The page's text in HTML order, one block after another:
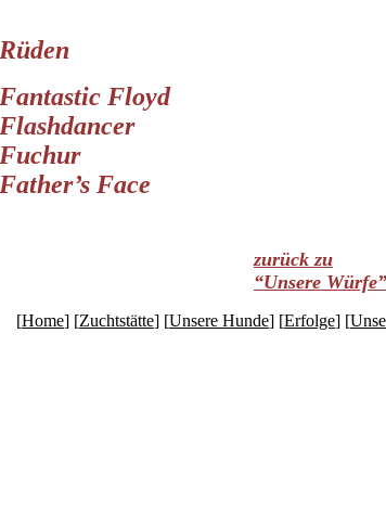
Rüden
Fantastic Floyd
Flashdancer
Fuchur
Father’s Face
zurück zu
“Unsere Würfe”
[Home] [Zuchtstätte] [Unsere Hunde] [Erfolge] [